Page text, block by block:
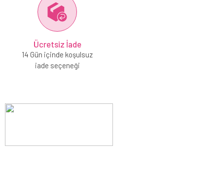
Ücretsiz İade
14 Gün içinde koşulsuz
iade seçeneği